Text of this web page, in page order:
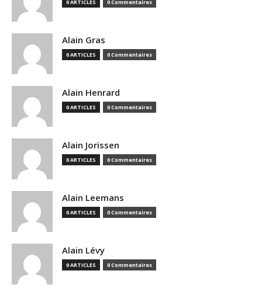
0 ARTICLES 0 Commentaires
Alain Gras
0 ARTICLES 0 Commentaires
Alain Henrard
0 ARTICLES 0 Commentaires
Alain Jorissen
0 ARTICLES 0 Commentaires
Alain Leemans
0 ARTICLES 0 Commentaires
Alain Lévy
0 ARTICLES 0 Commentaires